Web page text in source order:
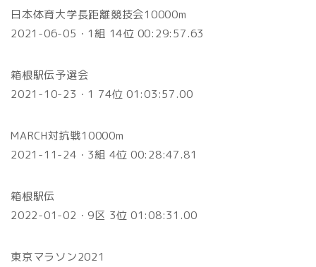
日本体育大学長距離競技会10000m
2021-06-05・1組 14位 00:29:57.63
箱根駅伝予選会
2021-10-23・1 74位 01:03:57.00
MARCH対抗戦10000m
2021-11-24・3組 4位 00:28:47.81
箱根駅伝
2022-01-02・9区 3位 01:08:31.00
東京マラソン2021